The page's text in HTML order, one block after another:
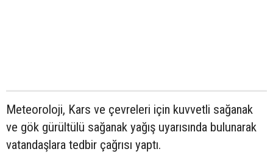
Meteoroloji, Kars ve çevreleri için kuvvetli sağanak
ve gök gürültülü sağanak yağış uyarısında bulunarak
vatandaşlara tedbir çağrısı yaptı.